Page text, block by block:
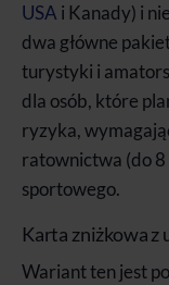
USA i Kanady) i
dwa główne
turystyki i
dla osób, które
ryzyka,
ratownictwa (do
sportowego.
Karta zniżkowa z
Wariant ten jest